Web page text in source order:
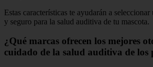
Estas características te ayudarán a
y seguro para la salud auditiva de tu mascota.
¿Qué marcas ofrecen los mejores
cuidado de la salud auditiva de los